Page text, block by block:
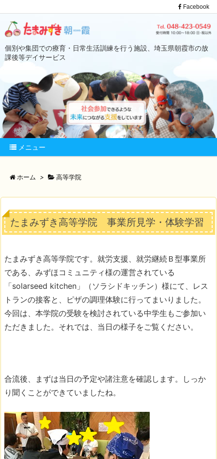
個別や集団での療育・日常生活訓練を行う施設、埼玉県朝霞市の放
課後等デイサービス
メニュー
Facebook
ホーム > 高等学院
たまみずき高等学院 事業所見学・体験学習
たまみずき高等学院です。就労支援、就労継続Ｂ型事業所
である、みずほコミュニティ様の運営されている
「solarseed kitchen」（ソラシドキッチン）様にて、レス
トランの接客と、ピザの調理体験に行ってまいりました。
今回は、本学院の受験を検討されている中学生もご参加い
ただきました。それでは、当日の様子をご覧ください。
合流後、まずは当日の予定や諸注意を確認します。しっか
り聞くことができていましたね。